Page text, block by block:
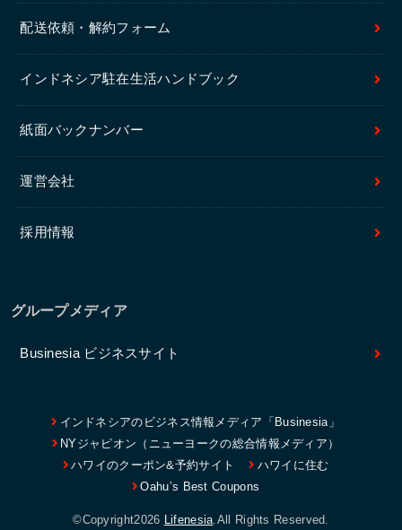
配送依頼・解約フォーム
インドネシア駐在生活ハンドブック
紙面バックナンバー
運営会社
採用情報
グループメディア
Businesia ビジネスサイト
インドネシアのビジネス情報メディア「Businesia」
NYジャピオン（ニューヨークの総合情報メディア）
ハワイのクーポン&予約サイト
ハワイに住む
Oahu’s Best Coupons
©Copyright2026 Lifenesia.All Rights Reserved.